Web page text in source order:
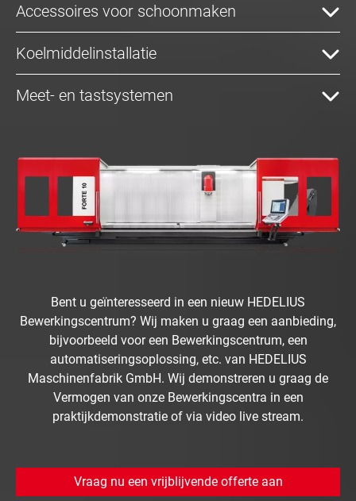
Accessoires voor schoonmaken
Koelmiddelinstallatie
Meet- en tastsystemen
Bent u geïnteresseerd in een nieuw HEDELIUS
Bewerkingscentrum? Wij maken u graag een aanbieding,
bijvoorbeeld voor een Bewerkingscentrum, een
automatiseringsoplossing, etc. van HEDELIUS
Maschinenfabrik GmbH. Wij demonstreren u graag de
Vermogen van onze Bewerkingscentra in een
praktijkdemonstratie of via video live stream.
Vraag nu een vrijblijvende offerte aan